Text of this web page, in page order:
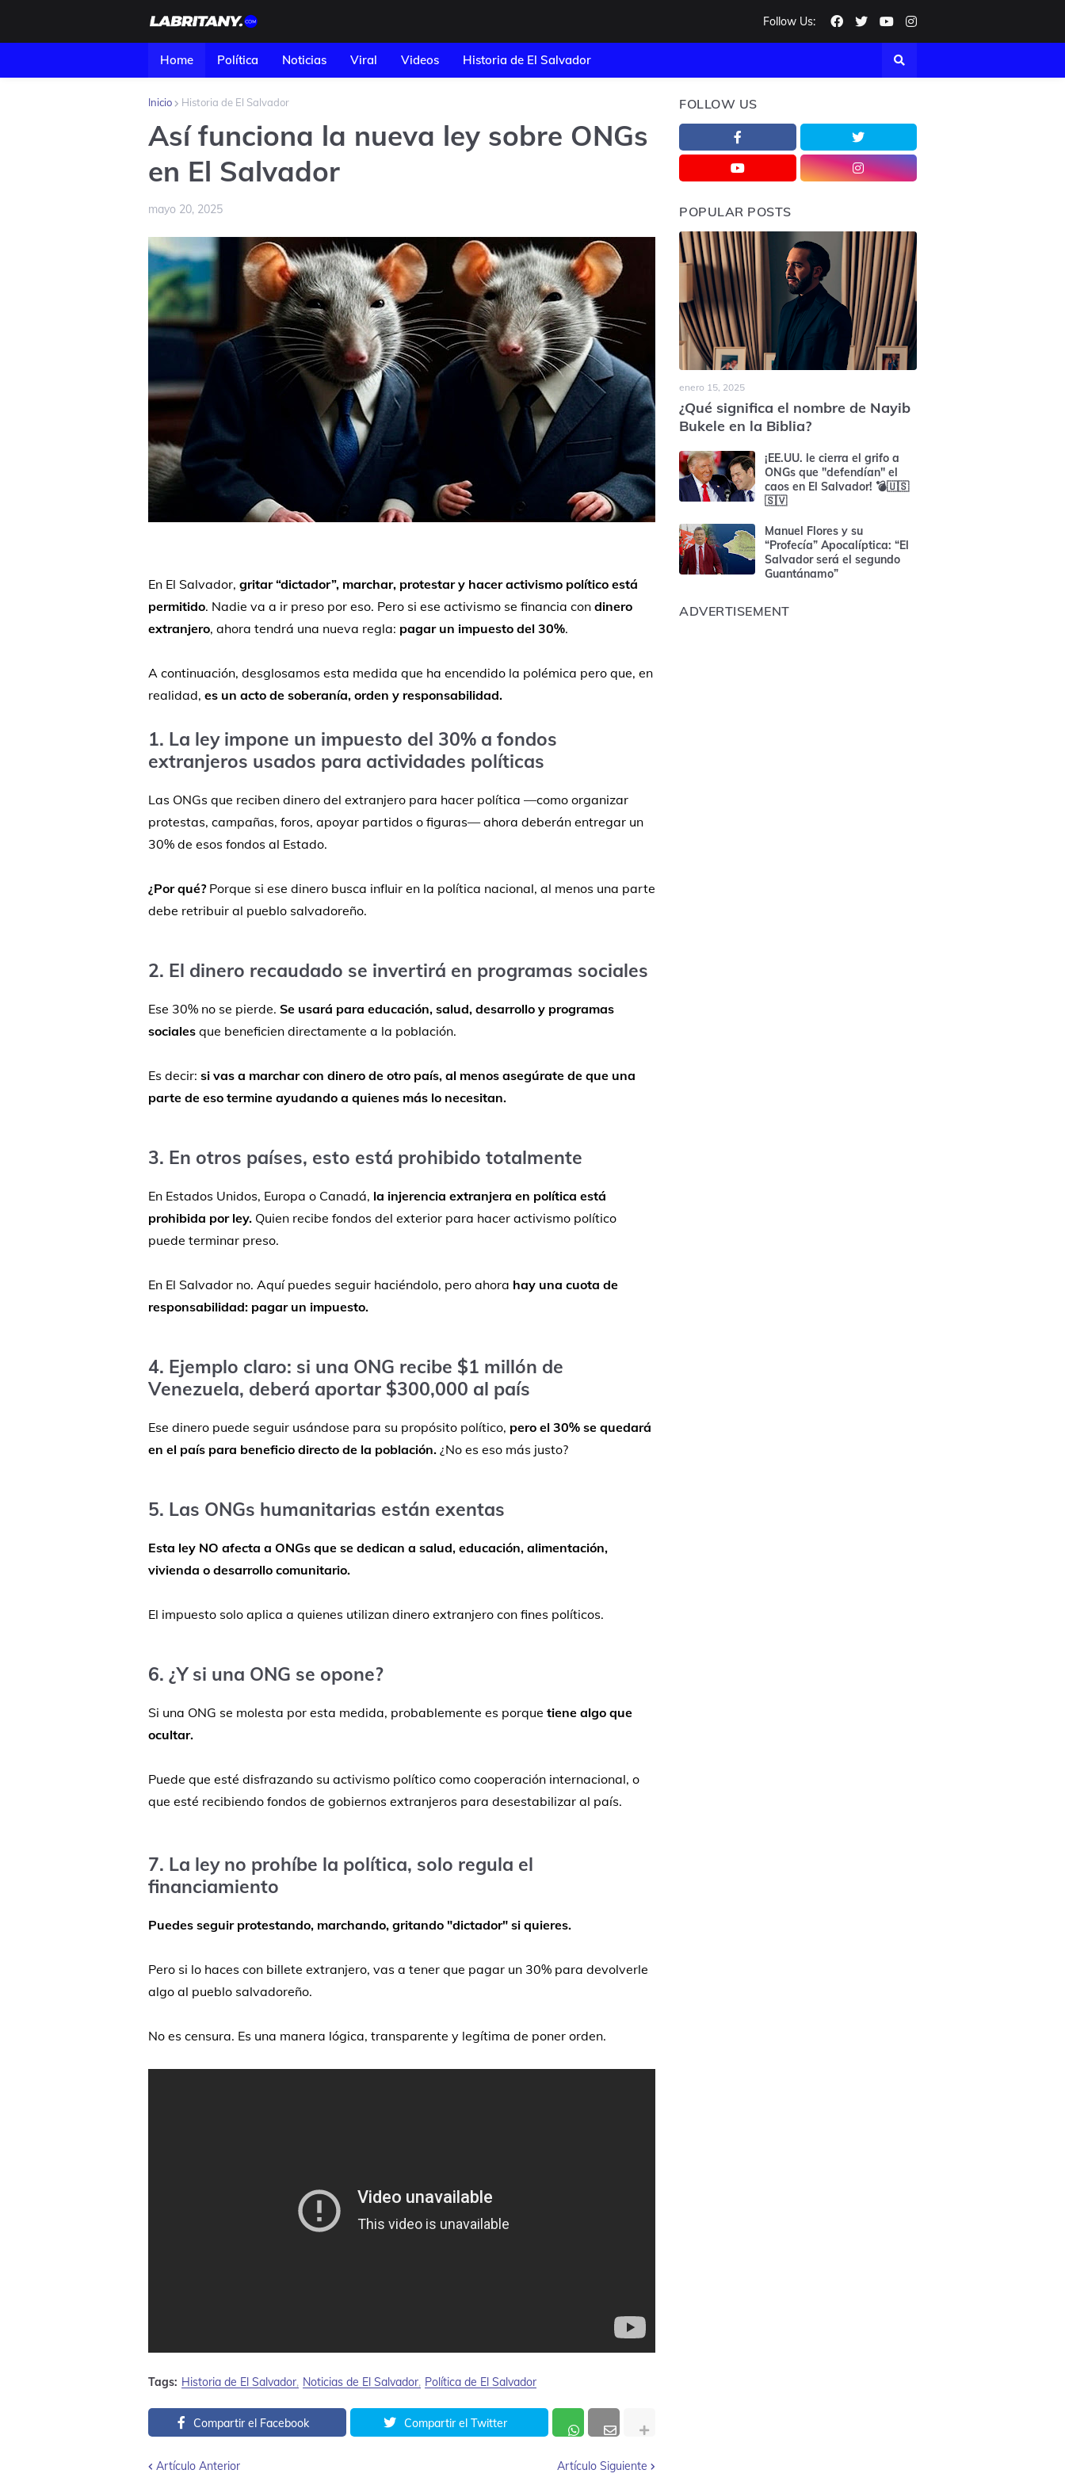
Follow Us:
Home Política Noticias Viral Videos Historia de El Salvador
Inicio Historia de El Salvador
Así funciona la nueva ley sobre ONGs
en El Salvador
mayo 20, 2025
En El Salvador, gritar “dictador”, marchar, protestary haceractivismo político está
permitido. Nadie va a ir preso por eso. Pero si ese activismo se financia con dinero
extranjero, ahora tendrá una nueva regla: pagar un impuesto del 30%.
A continuación, desglosamos esta medida que ha encendido la polémica pero que, en
realidad, es un acto de soberanía, orden y responsabilidad.
1. La ley impone un impuesto del 30% a fondos
extranjeros usados para actividades políticas
Las ONGs que reciben dinero del extranjero para hacer política —como organizar
protestas, campañas, foros, apoyar partidos o figuras—ahora deberán entregar un
30% de esos fondos al Estado.
¿Porqué? Porque si ese dinero busca influir en la política nacional, al menos una parte
debe retribuir al pueblo salvadoreño.
2. El dinero recaudado se invertirá en programas sociales
Ese 30% no se pierde. Se usará para educación, salud, desarrollo y programas
sociales que beneficien directamente a la población.
Es decir: si vas a marcharcon dinero de otro país, al menos asegúrate de que una
parte de eso termine ayudando a quienes más lo necesitan.
3. En otros países, esto está prohibido totalmente
En Estados Unidos, Europa o Canadá, la injerencia extranjera en política está
prohibida por ley. Quien recibe fondos del exterior para hacer activismo político
puede terminar preso.
En El Salvador no. Aquí puedes seguir haciéndolo, pero ahora hay una cuota de
responsabilidad: pagar un impuesto.
4. Ejemplo claro: si una ONG recibe $1 millón de
Venezuela, deberá aportar $300,000 al país
Ese dinero puede seguir usándose para su propósito político, pero el 30% se quedará
en el país para beneficio directo de la población. ¿No es eso más justo?
5. Las ONGs humanitarias están exentas
Esta ley NO afecta a ONGs que se dedican a salud, educación, alimentación,
vivienda o desarrollo comunitario.
El impuesto solo aplica a quienes utilizan dinero extranjero con fines políticos.
6. ¿Y si una ONG se opone?
Si una ONG se molesta por esta medida, probablemente es porque tiene algo que
ocultar.
Puede que esté disfrazando su activismo político como cooperación internacional, o
que esté recibiendo fondos de gobiernos extranjeros para desestabilizar al país.
7. La ley no prohíbe la política, solo regula el
financiamiento
Puedes seguir protestando, marchando, gritando "dictador" si quieres.
Pero si lo haces con billete extranjero, vas a tener que pagar un 30% para devolverle
algo al pueblo salvadoreño.
No es censura. Es una manera lógica, transparente y legítima de poner orden.
Tags: Historia de El Salvador Noticias de El Salvador Política de El Salvador
Compartir el Facebook Compartir el Twitter
Artículo Anterior Artículo Siguiente
FOLLOW US
POPULAR POSTS
enero 15, 2025
¿Qué significa el nombre de Nayib
Bukele en la Biblia?
¡EE.UU. le cierra el grifo a
ONGs que "defendían" el
caos en El Salvador! 💣🇺🇸
🇸🇻
Manuel Flores y su
“Profecía” Apocalíptica: “El
Salvador será el segundo
Guantánamo”
ADVERTISEMENT